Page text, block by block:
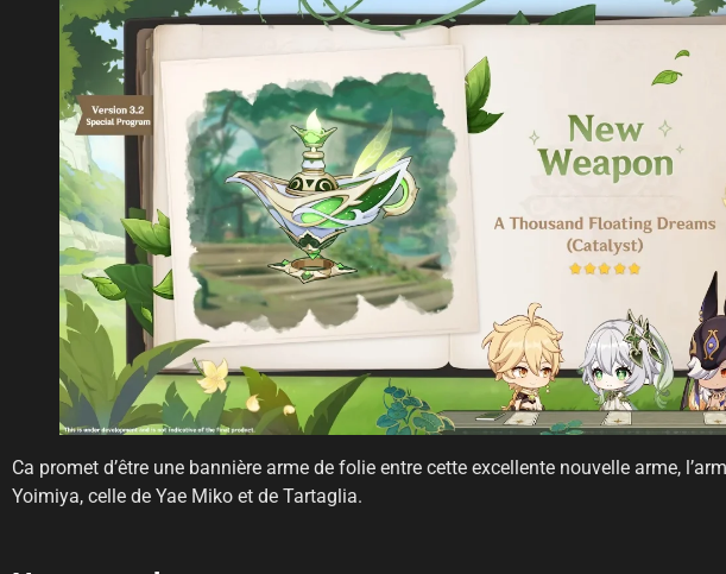
Ca promet d’être une bannière arme de folie entre cette excellente nouvelle arme,
Yoimiya, celle de Yae Miko et de Tartaglia.